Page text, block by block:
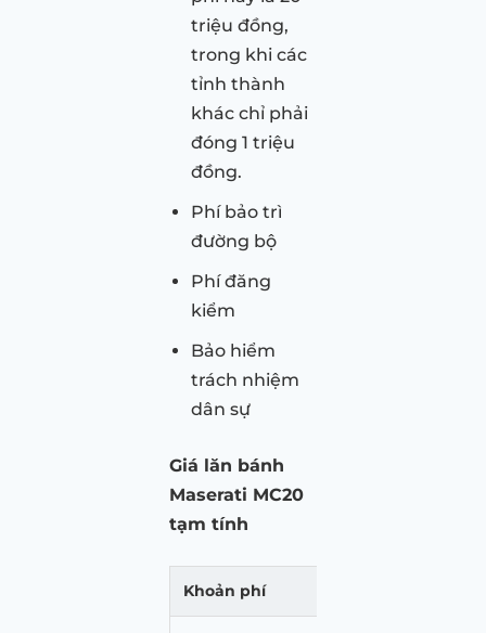
triệu đồng,
trong khi các
tỉnh thành
khác chỉ phải
đóng 1 triệu
đồng.
Phí bảo trì
đường bộ
Phí đăng
kiểm
Bảo hiểm
trách nhiệm
dân sự
Giá lăn bánh
Maserati MC20
tạm tính
Khoản phí